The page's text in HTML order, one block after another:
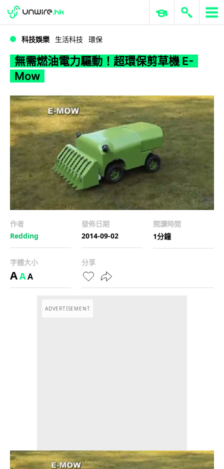
無需燃油電力驅動！超環保剪草機 E-Mow
WWDC 2026 ERP 與商業 AI
科技娛樂 生活科技 環保
無需燃油電力驅動！超環保剪草機 E-
Mow
作者
Redding
發佈日期
2014-09-02
閱讀時間
1分鐘
字體大小
AAA
分享
ADVERTISEMENT